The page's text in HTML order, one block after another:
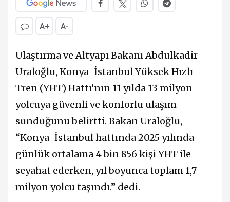
A+ A-
Ulaştırma ve Altyapı Bakanı Abdulkadir
Uraloğlu, Konya-İstanbul Yüksek Hızlı
Tren (YHT) Hattı’nın 11 yılda 13 milyon
yolcuya güvenli ve konforlu ulaşım
sunduğunu belirtti. Bakan Uraloğlu,
“Konya-İstanbul hattında 2025 yılında
günlük ortalama 4 bin 856 kişi YHT ile
seyahat ederken, yıl boyunca toplam 1,7
milyon yolcu taşındı.” dedi.